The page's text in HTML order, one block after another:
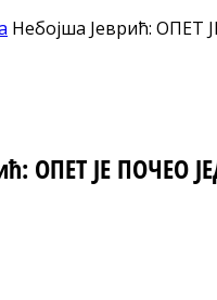
Небојша Јеврић: ОПЕТ
ОПЕТ ЈЕ ПОЧЕО